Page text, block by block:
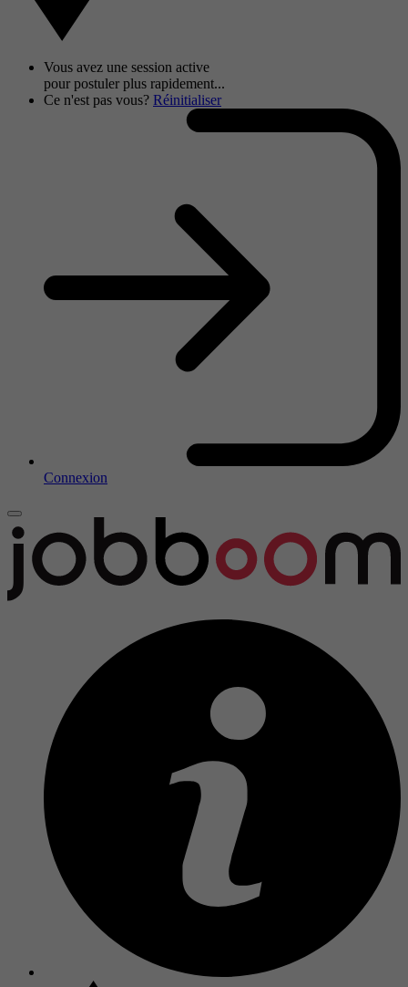
Vous avez une session active
pour postuler plus rapidement...
Ce n'est pas vous? Réinitialiser
Connexion